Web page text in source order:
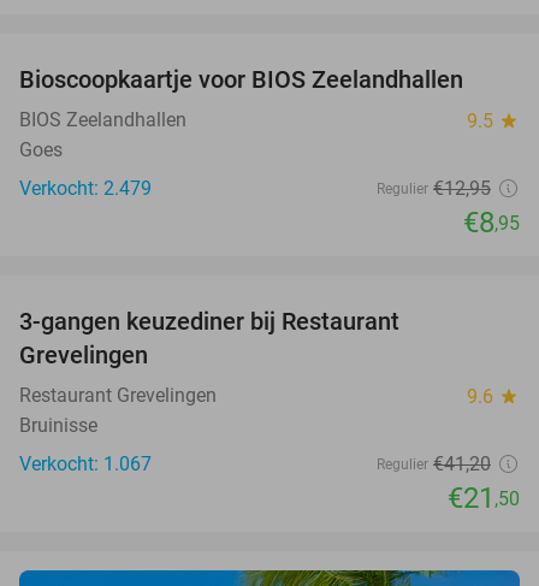
Bioscoopkaartje voor BIOS Zeelandhallen
BIOS Zeelandhallen 9.5 star
Goes
Verkocht: 2.479
Regulier €12,95
€8,95
3-gangen keuzediner bij Restaurant
Grevelingen
Restaurant Grevelingen 9.6 star
Bruinisse
Verkocht: 1.067
Regulier €41,20
€21 ,50